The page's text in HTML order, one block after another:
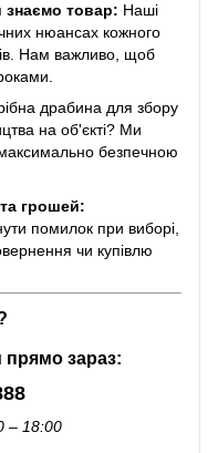
товар: Наші
нюансах кожного
Нам важливо, щоб
драбина для збору
на об'єкті? Ми
безпечною
грошей:
помилок при виборі,
чи купівлю
зараз:
– 18:00